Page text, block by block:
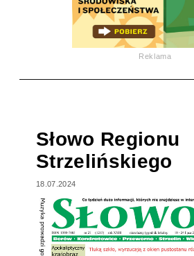
Reklama
Słowo Regionu
Strzelińskiego
18.07.2024